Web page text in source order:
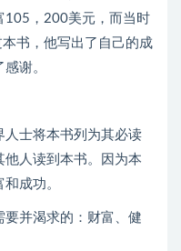
105，200美元，而当时
书，他写出了自己的成
谢。
人士将本书列为其必读
人读到本书。因为本
成功。
并渴求的：财富、健